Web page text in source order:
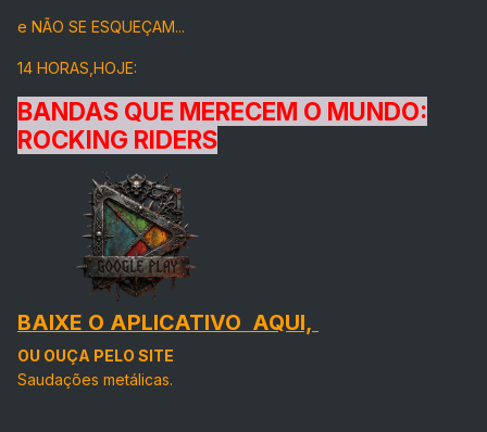
e NÃO SE ESQUEÇAM...
14 HORAS, HOJE:
BANDAS QUE MERECEM O MUNDO:
ROCKING RIDERS
BAIXE O APLICATIVO AQUI,
OU OUÇA PELO SITE
Saudações metálicas.